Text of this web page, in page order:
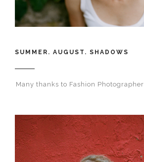
SUMMER. AUGUST. SHADOWS
Many thanks to Fashion Photographer